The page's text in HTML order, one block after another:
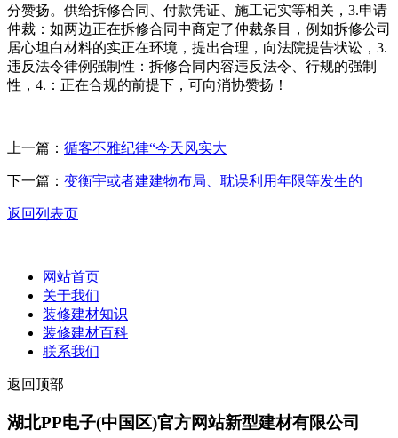
分赞扬。供给拆修合同、付款凭证、施工记实等相关，3.申请
仲裁：如两边正在拆修合同中商定了仲裁条目，例如拆修公司
居心坦白材料的实正在环境，提出合理，向法院提告状讼，3.
违反法令律例强制性：拆修合同内容违反法令、行规的强制
性，4.：正在合规的前提下，可向消协赞扬！
上一篇： 循客不雅纪律“今天风实大
下一篇： 变衡宇或者建建物布局、耽误利用年限等发生的
返回列表页
网站首页
关于我们
装修建材知识
装修建材百科
联系我们
返回顶部
湖北PP电子(中国区)官方网站新型建材有限公司